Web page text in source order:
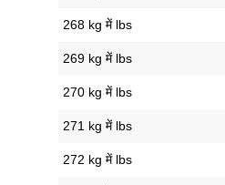
268 kg में lbs
269 kg में lbs
270 kg में lbs
271 kg में lbs
272 kg में lbs